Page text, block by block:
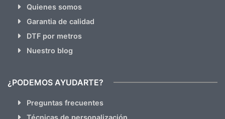
Quienes somos
Garantia de calidad
DTF por metros
Nuestro blog
¿PODEMOS AYUDARTE?
Preguntas frecuentes
Técnicas de personalización